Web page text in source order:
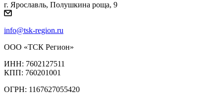
г. Ярославль, Полушкина роща, 9
info@tsk-region.ru
ООО «ТСК Регион»
ИНН: 7602127511
КПП: 760201001
ОГРН: 1167627055420